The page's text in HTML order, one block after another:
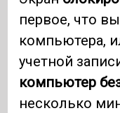
первое, что
компьютера,
учетной
компьютер
несколько